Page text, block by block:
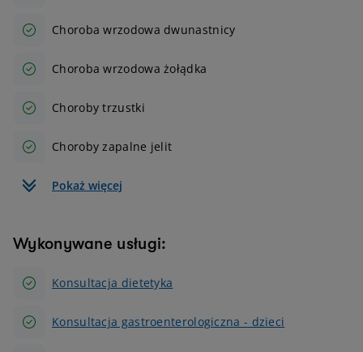
Choroba wrzodowa dwunastnicy
Choroba wrzodowa żołądka
Choroby trzustki
Choroby zapalne jelit
Pokaż więcej
Wykonywane usługi:
Konsultacja dietetyka
Konsultacja gastroenterologiczna - dzieci